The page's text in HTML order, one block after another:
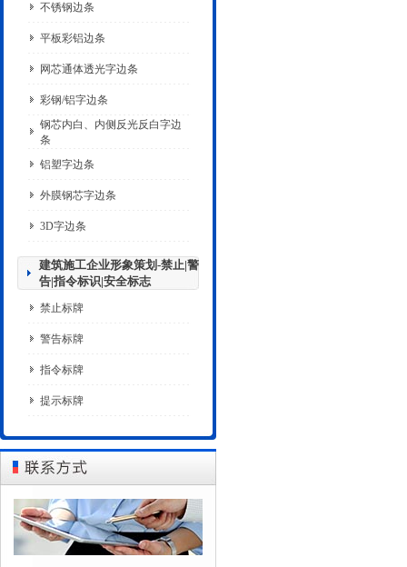
不锈钢边条
平板彩铝边条
网芯通体透光字边条
彩钢/铝字边条
钢芯内白、内侧反光反白字边
条
铝塑字边条
外膜钢芯字边条
3D字边条
建筑施工企业形象策划-禁止|警
告|指令标识|安全标志
禁止标牌
警告标牌
指令标牌
提示标牌